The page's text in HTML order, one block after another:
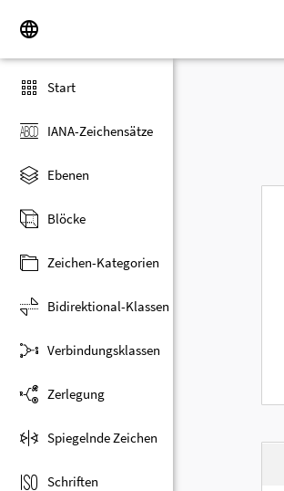
Start
IANA-Zeichensätze
Ebenen
Blöcke
Zeichen-Kategorien
Bidirektional-Klassen
Verbindungsklassen
Zerlegung
Spiegelnde Zeichen
Schriften